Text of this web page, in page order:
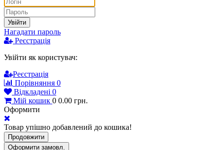
Увійти
Нагадати пароль
Реєстрація
Увійти як користувач:
Реєстрація
Порівняння 0
Відкладені 0
Мій кошик 0 0.00 грн.
Оформити
Товар упішно добавлений до кошика!
Продовжити
Оформити замовл.